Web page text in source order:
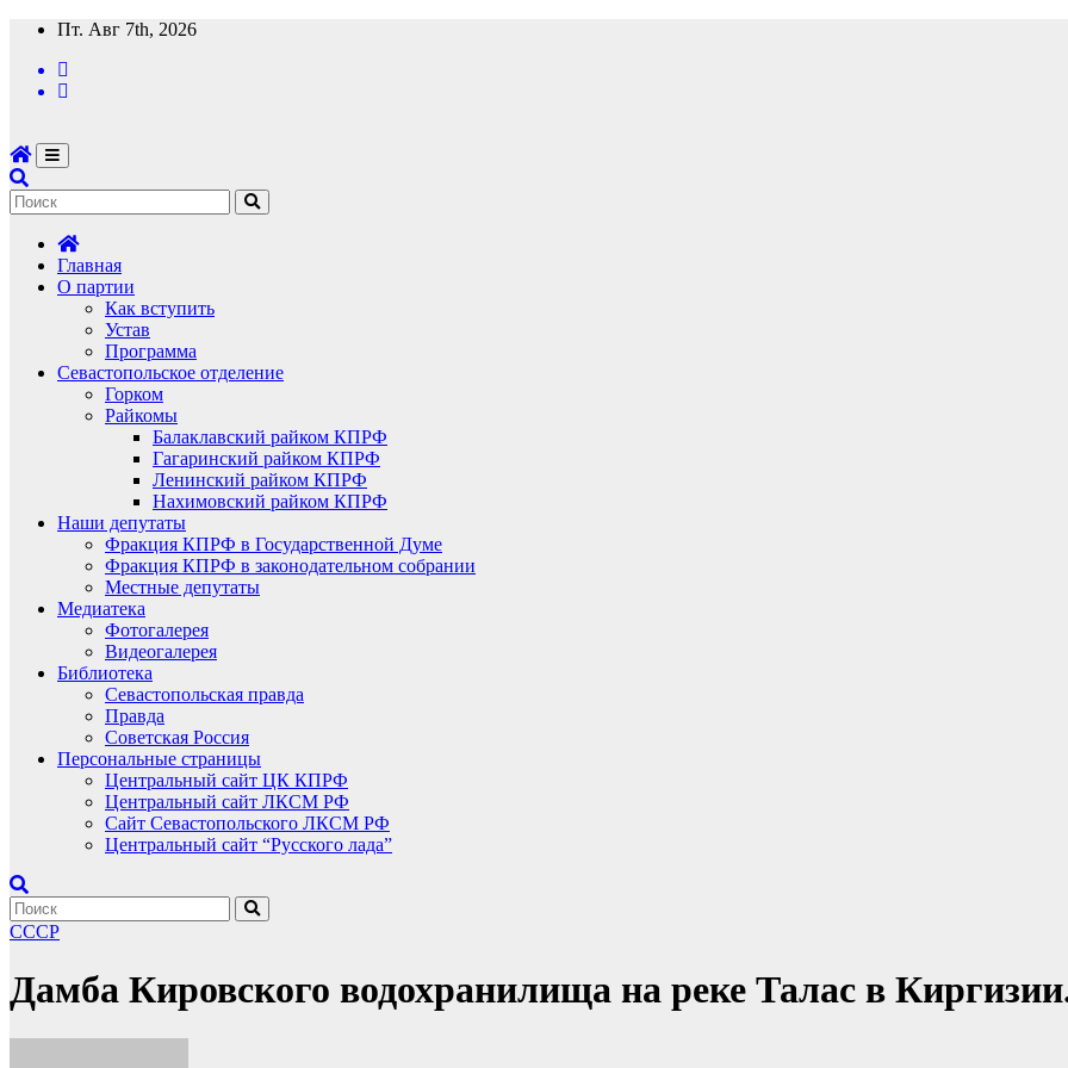
Перейти
содержимому
Пт. Авг 7th, 2026
Главная
О партии
Как вступить
Устав
Программа
Севастопольское отделение
Горком
Райкомы
Балаклавский райком КПРФ
Гагаринский райком КПРФ
Ленинский райком КПРФ
Нахимовский райком КПРФ
Наши депутаты
Фракция КПРФ в Государственной Думе
Фракция КПРФ в законодательном собрании
Местные депутаты
Медиатека
Фотогалерея
Видеогалерея
Библиотека
Севастопольская правда
Правда
Советская Россия
Персональные страницы
Центральный сайт ЦК КПРФ
Центральный сайт ЛКСМ РФ
Сайт Севастопольского ЛКСМ РФ
Центральный сайт “Русского лада”
СССР
Дамба Кировского водохранилища на реке Талас в